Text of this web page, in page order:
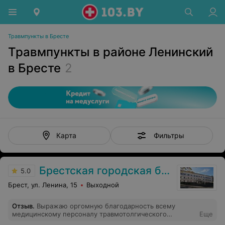
Травмпункты в Бресте
Травмпункты в районе Ленинский
в Бресте 2
Карта Фильтры
5.0 Брестская городская больница СМП
Брест, ул. Ленина, 15 Выходной
Отзыв. Выражаю оргомную благодарность всему
медицинскому персоналу травмотолгического
Еще